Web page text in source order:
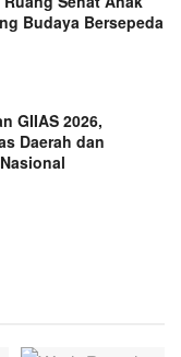
Budaya Bersepeda
GIIAS 2026,
Daerah dan